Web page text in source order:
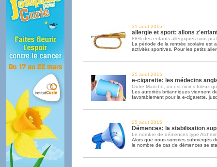
31 aout 2015
allergie et sport: allons
88% des enfants allergiques sont
La période de la rentrée scolaire est
activités sportives. Pour les petits
25 aout 2015
e-cigarette: les médecins
Outre Manche, on est moins frileux
Les autorités britanniques viennent
favorablement pour la e-cigarette,
25 aout 2015
Démences: la stabilisation
Le nombre de démences type
Alors que nous sommes submergés
le nombre de cas de démences se